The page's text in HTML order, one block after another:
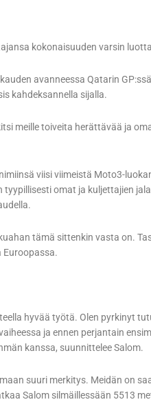
kokonaisuuden varsin
avanneessa Qatarin
kahdeksannella sijalla.
meille toiveita herättävää ja
viisi viimeistä Moto3-
omat ja kuljettajien
tämä sittenkin vasta on.
Euroopassa.
hyvää työtä. Olen pyrkinyt
ja ennen perjantain
kanssa, suunnittelee Salom.
suuri merkitys. Meidän on
Salom silmäillessään 5513